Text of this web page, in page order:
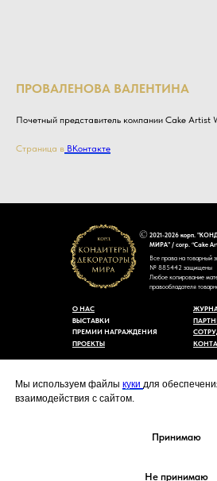
Мы используем файлы куки для
взаимодействия с сайтом.
Принимаю
Не принимаю
ПРОВАЛЕНОВА ВАЛЕНТИНА
Почетный представитель компании Cake Artist
Страница в ВКонтакте
2021-2026 корп.
МИРА" / corp. “Cake
Все права на товарный
№ 885442 защищены
Любое копирование
правообладателя
cakeartistworld@mail.ru
ПРЕМИИ НАГРАЖДЕНИЯ
ПРОЕКТЫ
ВЫСТАВКИ
О НАС
Политика
Согласие на обработку